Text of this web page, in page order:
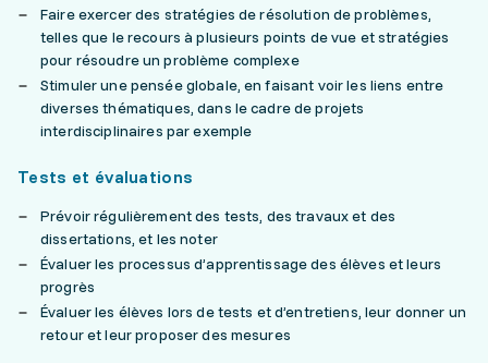
Faire exercer des stratégies de résolution de problèmes,
telles que le recours à plusieurs points de vue et stratégies
pour résoudre un problème complexe
Stimuler une pensée globale, en faisant voir les liens entre
diverses thématiques, dans le cadre de projets
interdisciplinaires par exemple
Tests et évaluations
Prévoir régulièrement des tests, des travaux et des
dissertations, et les noter
Évaluer les processus d’apprentissage des élèves et leurs
progrès
Évaluer les élèves lors de tests et d’entretiens, leur donner un
retour et leur proposer des mesures